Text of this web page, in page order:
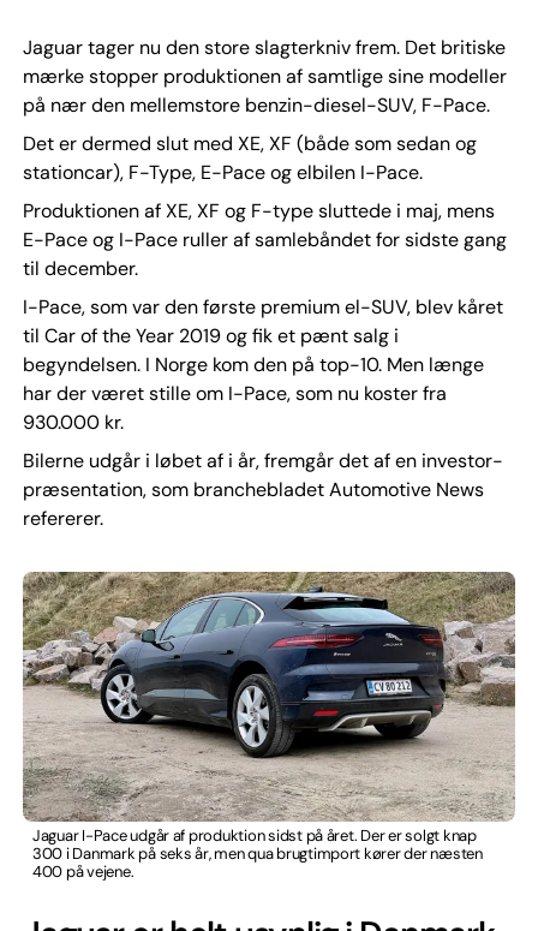
Jaguar tager nu den store slagterkniv frem. Det britiske
mærke stopper produktionen af samtlige sine modeller
på nær den mellemstore benzin-diesel-SUV, F-Pace.
Det er dermed slut med XE, XF (både som sedan og
stationcar), F-Type, E-Pace og elbilen I-Pace.
Produktionen af XE, XF og F-type sluttede i maj, mens
E-Pace og I-Pace ruller af samlebåndet for sidste gang
til december.
I-Pace, som var den første premium el-SUV, blev kåret
til Car of the Year 2019 og fik et pænt salg i
begyndelsen. I Norge kom den på top-10. Men længe
har der været stille om I-Pace, som nu koster fra
930.000 kr.
Bilerne udgår i løbet af i år, fremgår det af en investor-
præsentation, som branchebladet Automotive News
refererer.
Jaguar I-Pace udgår af produktion sidst på året. Der er solgt knap
300 i Danmark på seks år, men qua brugtimport kører der næsten
400 på vejene.